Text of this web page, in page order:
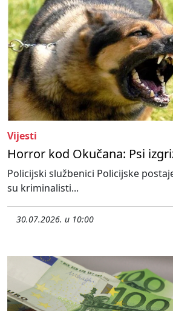
Vijesti
Horror kod Okučana: Psi
Policijski službenici Policijske
su kriminalisti...
30.07.2026. u 10:00